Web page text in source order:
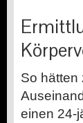
So hätten
einen 24-